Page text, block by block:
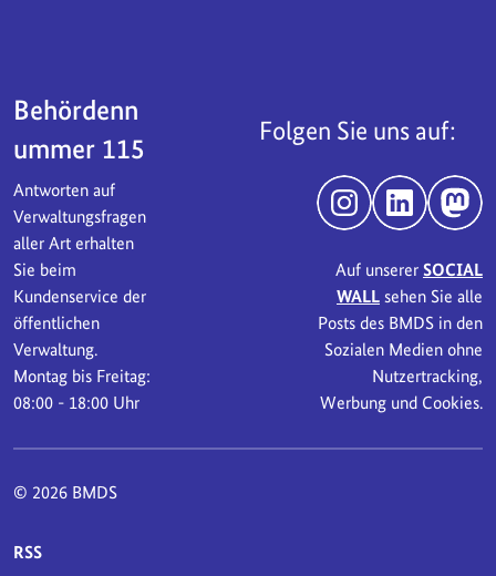
Behördenn
ummer 115
Antworten auf
Verwaltungsfragen
aller Art erhalten
Sie beim
Kundenservice der
öffentlichen
Verwaltung.
Montag bis Freitag:
08:00 - 18:00 Uhr
Folgen Sie uns auf:
InstagramLinkedIn
Auf unserer SOCIAL
WALLsehen Sie alle
Posts des BMDS in den
Sozialen Medien ohne
Nutzertracking,
Werbung und Cookies.
© 2026 BMDS
SERVICE-NAVIGATION FUSSBEREICH
RSS